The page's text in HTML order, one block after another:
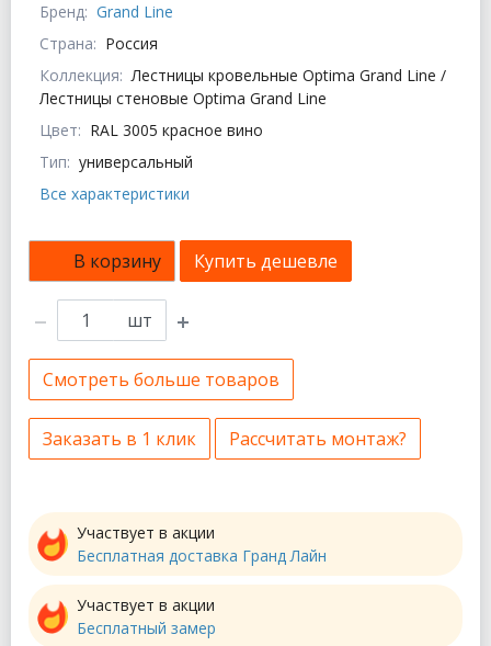
Бренд: Grand Line
Страна: Россия
Коллекция: Лестницы кровельные Optima Grand Line /
Лестницы стеновые Optima Grand Line
Цвет: RAL 3005 красное вино
Тип: универсальный
Все характеристики
В корзину Купить дешевле
шт
Смотреть больше товаров
Заказать в 1 клик Рассчитать монтаж?
Участвует в акции
Бесплатная доставка Гранд Лайн
Участвует в акции
Бесплатный замер